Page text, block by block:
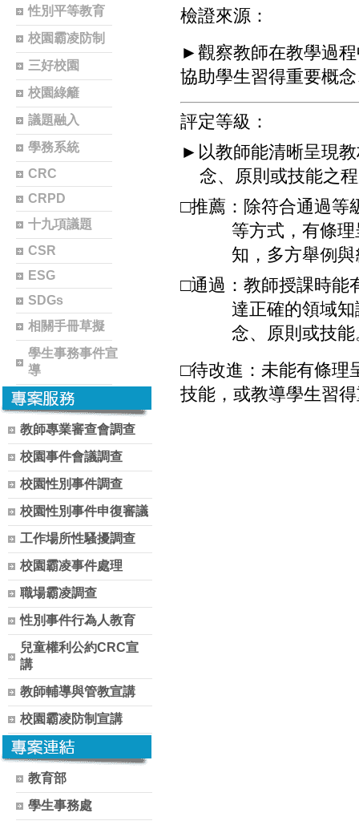
性別平等教育
校園霸凌防制
三好校園
校園綠籬
議題融入
學務系統
CRC
CRPD
十九項議題
CSR
ESG
SDGs
相關手冊草擬
學生事務事件宣
導
教師專業審查會調查
校園事件會議調查
校園性別事件調查
校園性別事件申復審議
工作場所性騷擾調查
校園霸凌事件處理
職場霸凌調查
性別事件行為人教育
兒童權利公約CRC宣
講
教師輔導與管教宣講
校園霸凌防制宣講
教育部
學生事務處
檢證來源：
►觀察教師在教學過
協助學生習得重要概
評定等級：
► 以教師能清晰呈現
念、原則或技能之
□推薦：除符合通過等
等方式，有條
知，多方舉例
□通過：教師授課時能
達正確的領域
念、原則或技能
□待改進：未能有條理
技能，或教導學生習